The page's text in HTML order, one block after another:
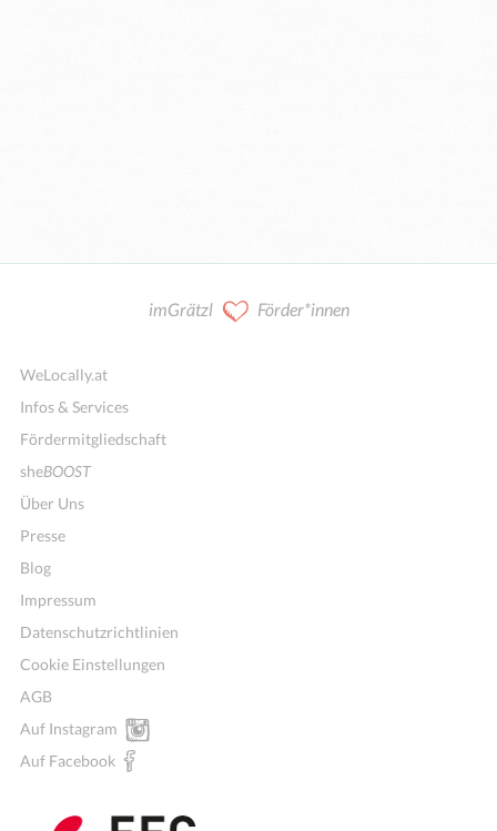
imGrätzl Förder*innen
WeLocally.at
Infos & Services
Fördermitgliedschaft
sheBOOST
Über Uns
Presse
Blog
Impressum
Datenschutzrichtlinien
Cookie Einstellungen
AGB
Auf Instagram
Auf Facebook